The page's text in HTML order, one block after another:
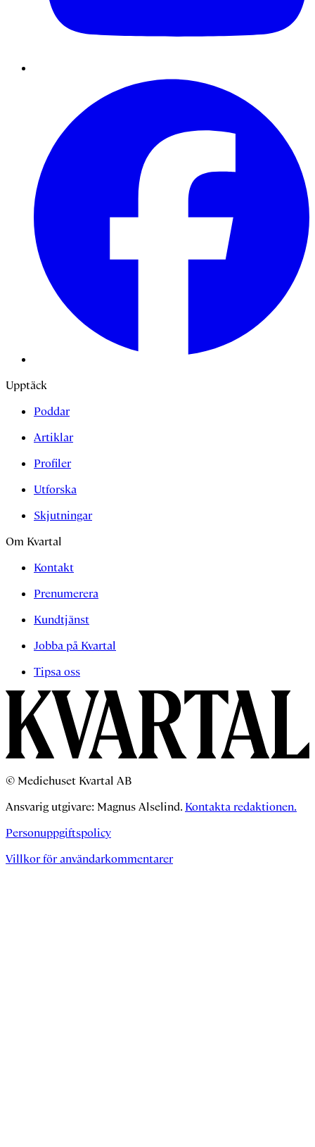
Upptäck
Poddar
Artiklar
Profiler
Utforska
Skjutningar
Om Kvartal
Kontakt
Prenumerera
Kundtjänst
Jobba på Kvartal
Tipsa oss
© Mediehuset Kvartal AB
Ansvarig utgivare: Magnus Alselind. Kontakta redaktionen.
Personuppgiftspolicy
Villkor för användarkommentarer